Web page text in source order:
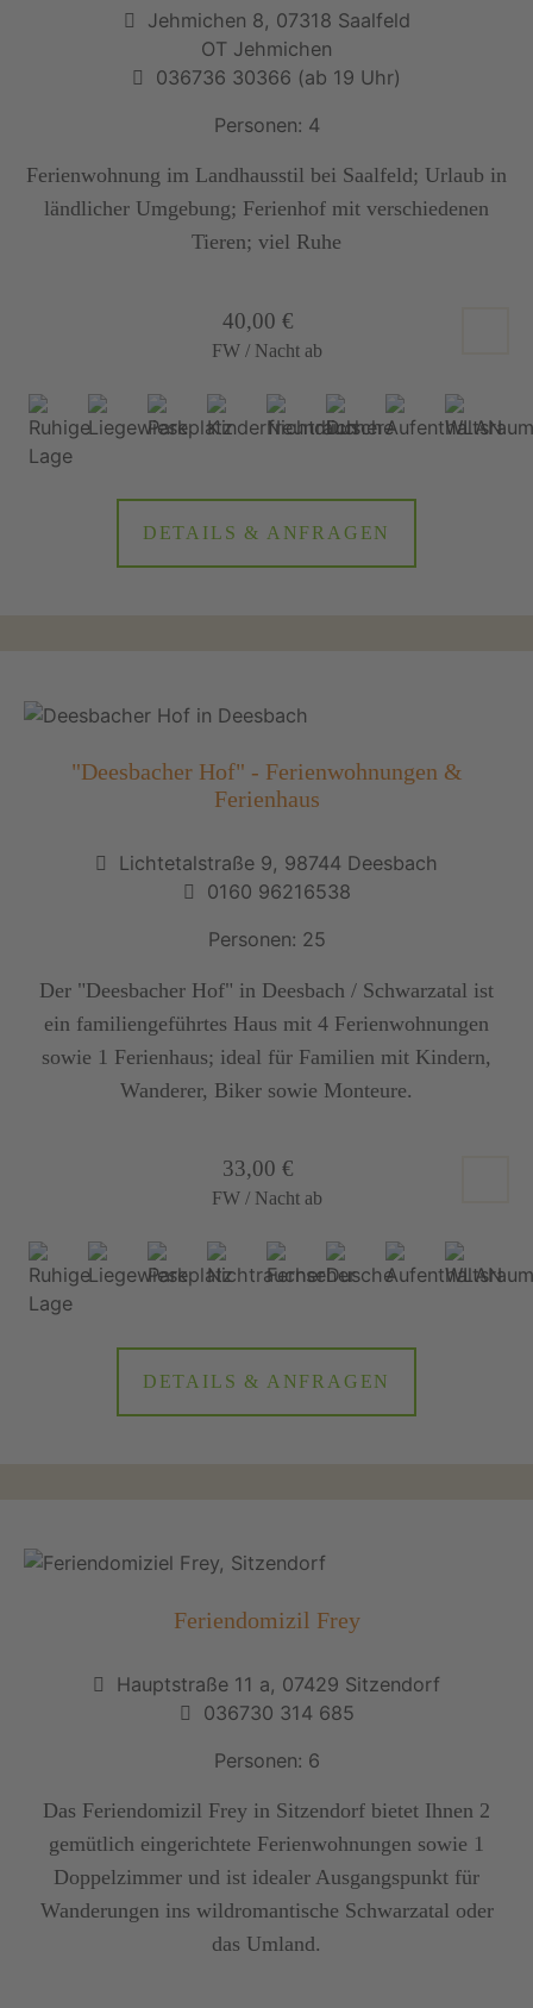
Jehmichen 8, 07318 Saalfeld
OT Jehmichen
036736 30366 (ab 19 Uhr)
Personen: 4
Ferienwohnung im Landhausstil bei Saalfeld; Urlaub in
ländlicher Umgebung; Ferienhof mit verschiedenen
Tieren; viel Ruhe
40,00 €
FW / Nacht ab
DETAILS & ANFRAGEN
"Deesbacher Hof" - Ferienwohnungen &
Ferienhaus
Lichtetalstraße 9, 98744 Deesbach
0160 96216538
Personen: 25
Der "Deesbacher Hof" in Deesbach / Schwarzatal ist
ein familiengeführtes Haus mit 4 Ferienwohnungen
sowie 1 Ferienhaus; ideal für Familien mit Kindern,
Wanderer, Biker sowie Monteure.
33,00 €
FW / Nacht ab
DETAILS & ANFRAGEN
Feriendomizil Frey
Hauptstraße 11 a, 07429 Sitzendorf
036730 314 685
Personen: 6
Das Feriendomizil Frey in Sitzendorf bietet Ihnen 2
gemütlich eingerichtete Ferienwohnungen sowie 1
Doppelzimmer und ist idealer Ausgangspunkt für
Wanderungen ins wildromantische Schwarzatal oder
das Umland.